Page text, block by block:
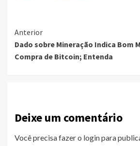
Continue
Reading
Anterior
Dado sobre Mineração Indica Bom
Compra de Bitcoin; Entenda
Deixe um comentário
Você precisa fazer o loginpara